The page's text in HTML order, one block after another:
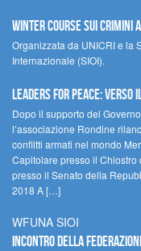
Winter Course sui Crimini
Organizzata da UNICRI e la
Internazionale (SIOI).
Leaders for peace:
Dopo il supporto del
l’associazione Rondine
conflitti armati nel mondo
Capitolare presso il
presso il Senato della
2018 A […]
WFUNA SIOI
Incontro della